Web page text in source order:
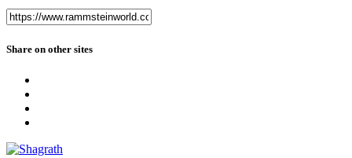
Share on other sites